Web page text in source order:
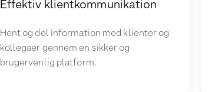
Effektiv klientkommunikation
Hent og del information med klienter og
kollegaer gennem en sikker og
brugervenlig platform.